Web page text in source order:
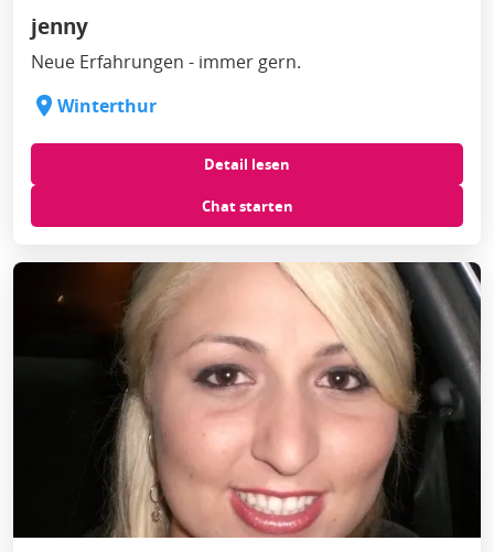
jenny
Neue Erfahrungen - immer gern.
Winterthur
Detail lesen
Chat starten